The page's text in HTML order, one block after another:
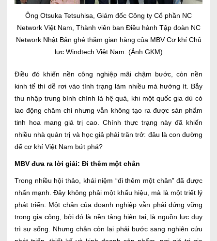
Ông Otsuka Tetsuhisa, Giám đốc Công ty Cổ phần NC
Network Việt Nam, Thành viên ban Điều hành Tập đoàn NC
Network Nhật Bản ghé thăm gian hàng của MBV Cơ khí Chủ
lực Windtech Việt Nam. (Ảnh GKM)
Điều đó khiến nền công nghiệp mãi chậm bước, còn nền
kinh tế thì dễ rơi vào tình trạng làm nhiều mà hưởng ít. Bẫy
thu nhập trung bình chính là hệ quả, khi một quốc gia dù có
lao động chăm chỉ nhưng vẫn không tạo ra được sản phẩm
tinh hoa mang giá trị cao. Chính thực trạng này đã khiến
nhiều nhà quản trị và học giả phải trăn trở: đâu là con đường
để cơ khí Việt Nam bứt phá?
MBV đưa ra lời giải: Đi thêm một chân
Trong nhiều hội thảo, khái niệm “đi thêm một chân” đã được
nhấn mạnh. Đây không phải một khẩu hiệu, mà là một triết lý
phát triển. Một chân của doanh nghiệp vẫn phải đứng vững
trong gia công, bởi đó là nền tảng hiện tại, là nguồn lực duy
trì sự sống. Nhưng chân còn lại phải bước sang nghiên cứu